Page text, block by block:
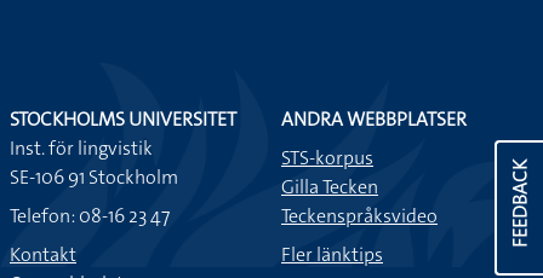
FEEDBACK
STOCKHOLMS UNIVERSITET
Inst. för lingvistik
SE-106 91 Stockholm
Telefon: 08-16 23 47
Kontakt
ANDRA WEBBPLATSER
STS-korpus
Gilla Tecken
Teckenspråksvideo
Fler länktips